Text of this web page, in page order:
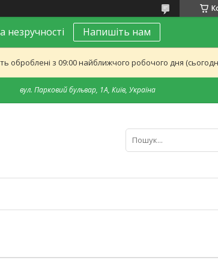
Напишіть нам
оброблені з 09:00 найближчого робочого дня
вул. Парковий бульвар, 1А, Київ, Україна